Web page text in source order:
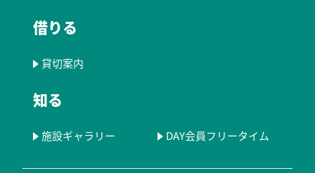
借りる
貸切案内
知る
施設ギャラリー DAY会員フリータイム